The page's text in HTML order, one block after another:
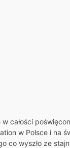
całości
w Polsce i na
co wyszło ze